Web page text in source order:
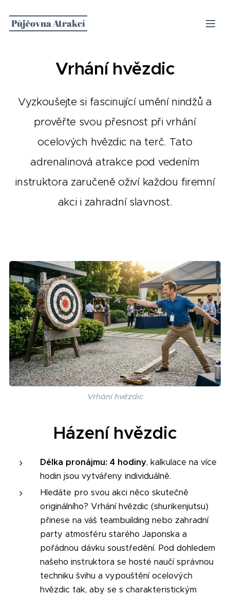
Půjčovna Atrakcí
Vrhání hvězdic
Vyzkoušejte si fascinující umění nindžů a
prověřte svou přesnost při vrhání
ocelových hvězdic na terč. Tato
adrenalinová atrakce pod vedením
instruktora zaručeně oživí každou firemní
akci i zahradní slavnost.
Vrhání hvězdic
Házení hvězdic
Délka pronájmu: 4 hodiny, kalkulace na více
hodin jsou vytvářeny individuálně.
Hledáte pro svou akci něco skutečně
originálního? Vrhání hvězdic (shurikenjutsu)
přinese na váš teambuilding nebo zahradní
party atmosféru starého Japonska a
pořádnou dávku soustředění. Pod dohledem
našeho instruktora se hosté naučí správnou
techniku švihu a vypouštění ocelových
hvězdic tak, aby se s charakteristickým